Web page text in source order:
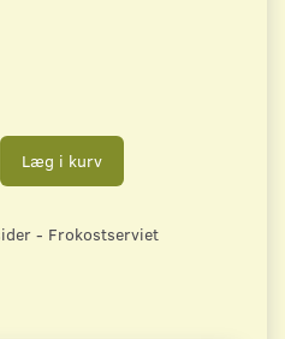
Læg i kurv
- Frokostserviet